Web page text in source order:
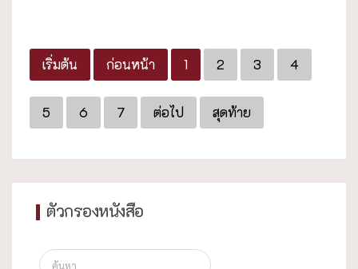
เริ่มต้น ก่อนหน้า 1 2 3 4
5 6 7 ต่อไป สุดท้าย
ตัวกรองหนังสือ